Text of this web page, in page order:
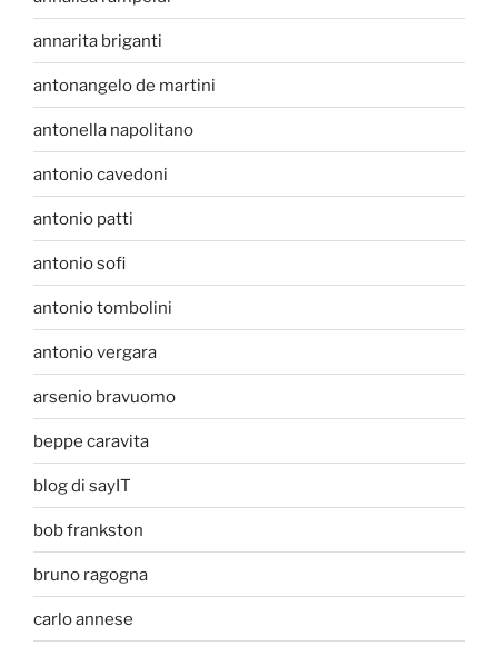
annarita briganti
antonangelo de martini
antonella napolitano
antonio cavedoni
antonio patti
antonio sofi
antonio tombolini
antonio vergara
arsenio bravuomo
beppe caravita
blog di sayIT
bob frankston
bruno ragogna
carlo annese